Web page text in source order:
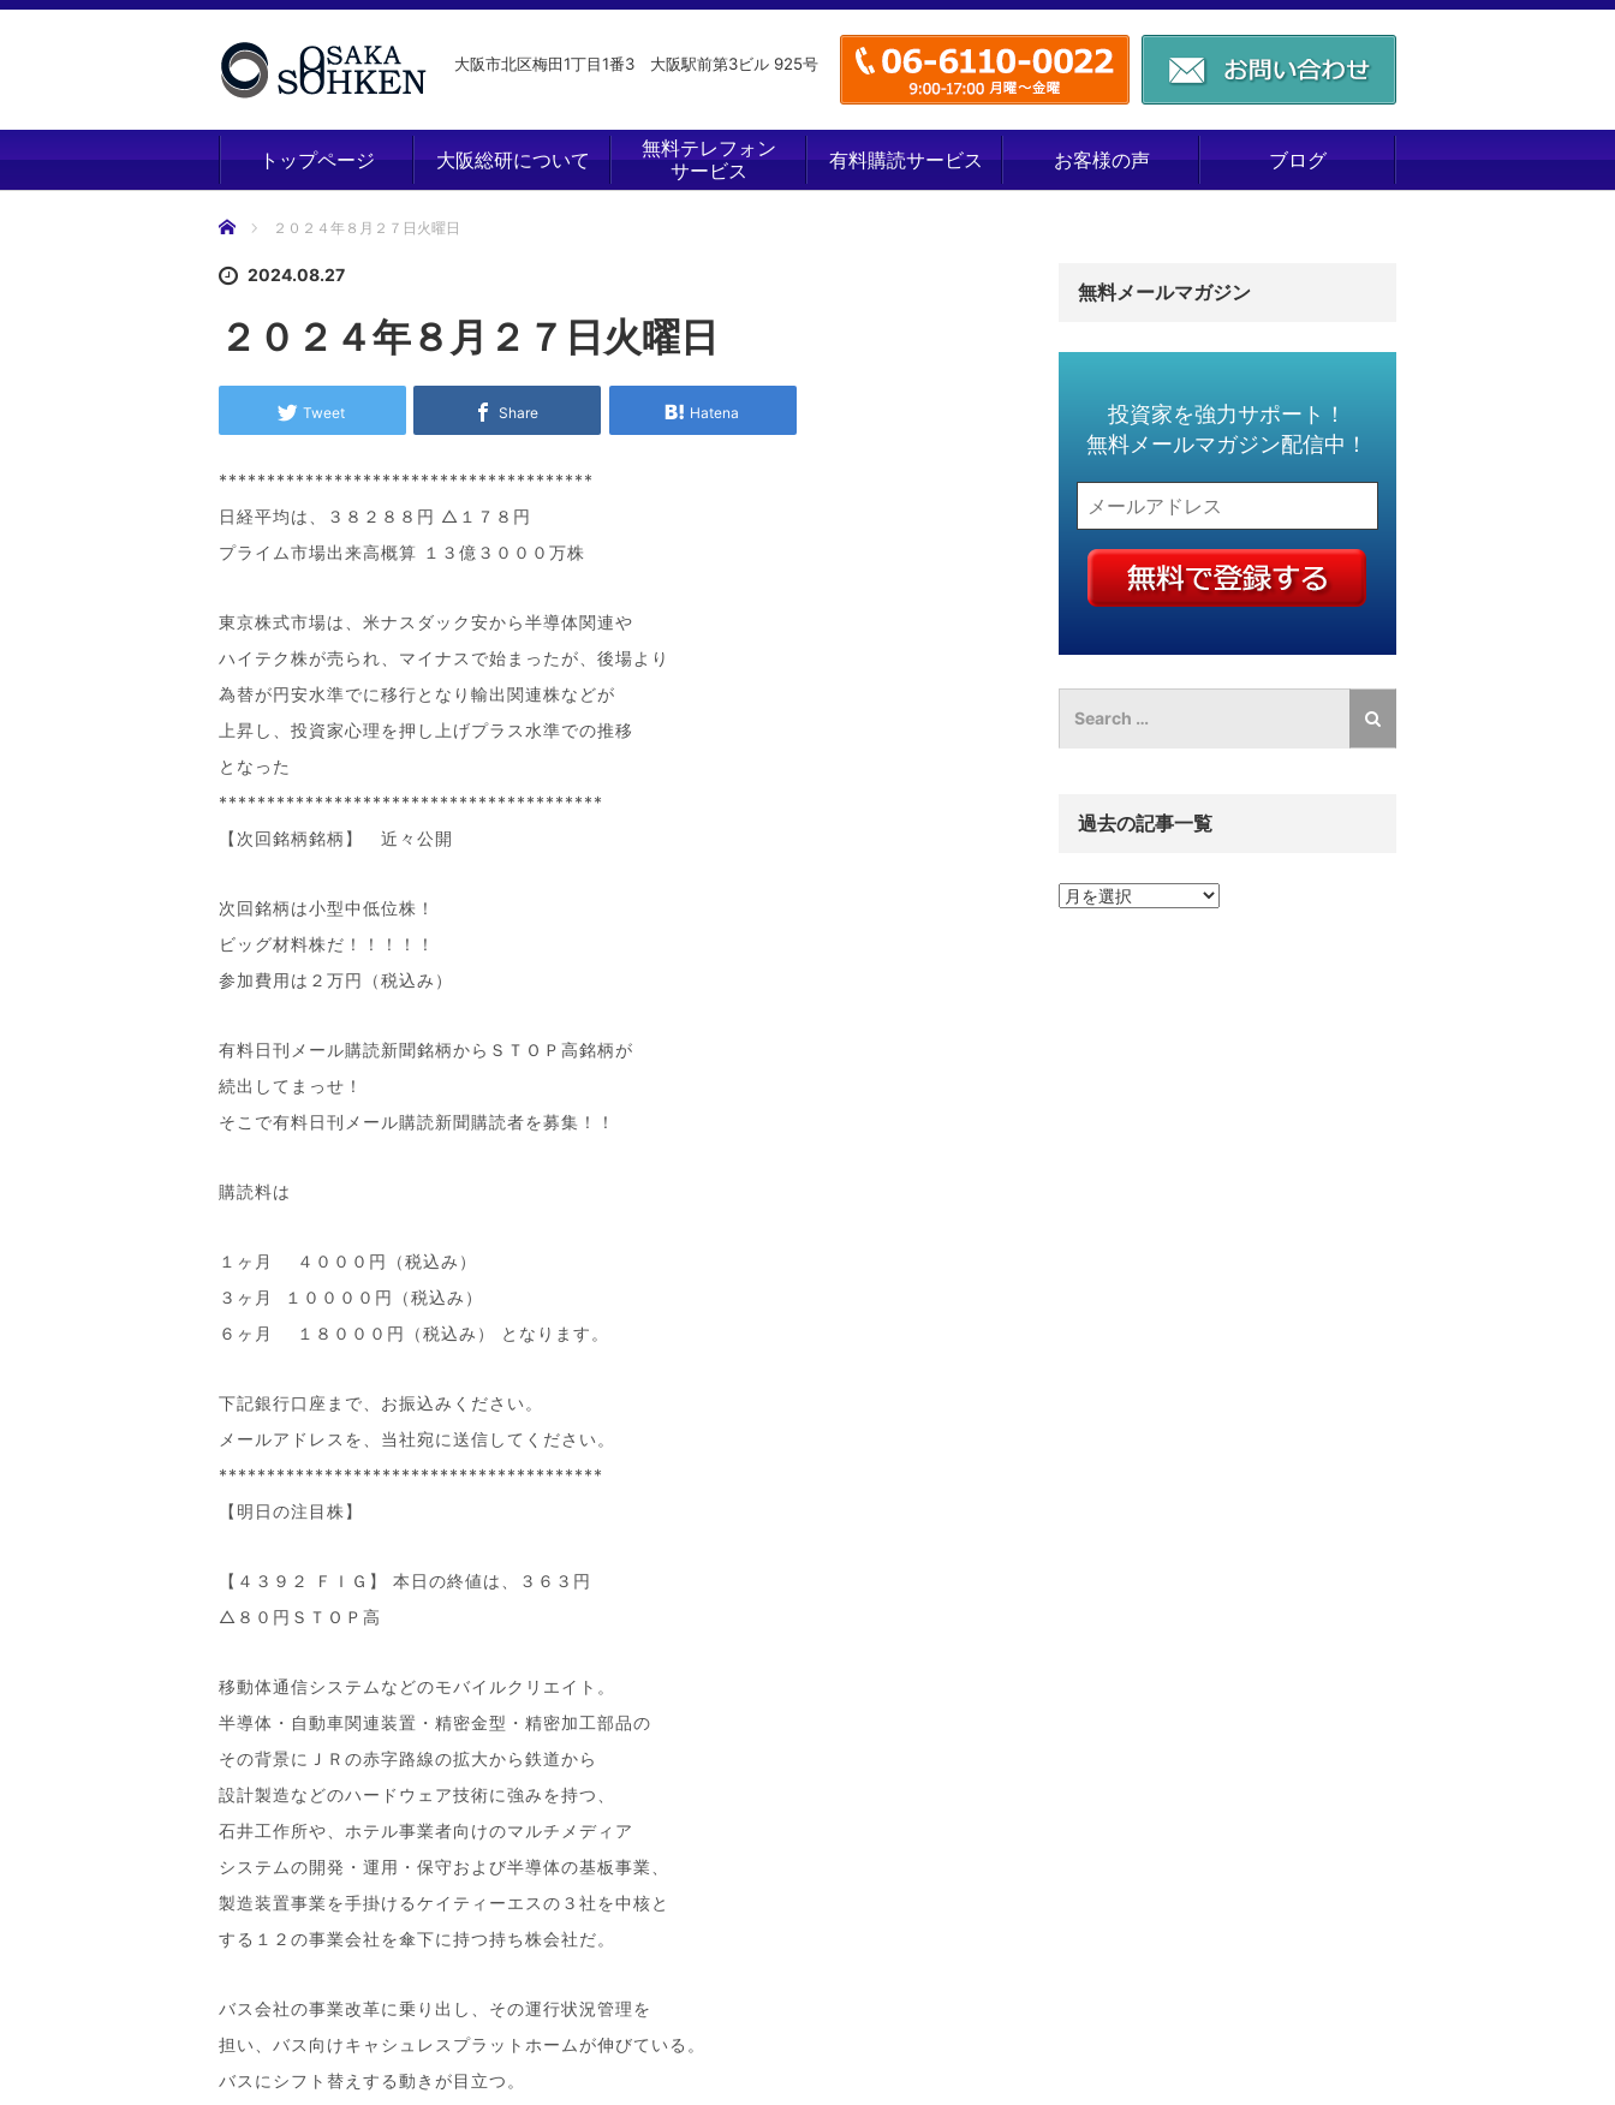
大阪市北区梅田1丁目1番3 大阪駅前第3ビル 925号
トップページ 大阪総研について
無料テレフォン
サービス
有料購読サービス お客様の声 ブログ
ホーム ２０２４年８月２７日火曜日
2024.08.27
２０２４年８月２７日火曜日
Tweet Share Hatena
***************************************
日経平均は、３８２８８円 △１７８円
プライム市場出来高概算 １３億３０００万株
東京株式市場は、米ナスダック安から半導体関連や
ハイテク株が売られ、マイナスで始まったが、後場より
為替が円安水準でに移行となり輸出関連株などが
上昇し、投資家心理を押し上げプラス水準での推移
となった
****************************************
【次回銘柄銘柄】 近々公開
次回銘柄は小型中低位株！
ビッグ材料株だ！！！！！
参加費用は２万円（税込み）
有料日刊メール購読新聞銘柄からＳＴＯＰ高銘柄が
続出してまっせ！
そこで有料日刊メール購読新聞購読者を募集！！
購読料は
１ヶ月 ４０００円（税込み）
３ヶ月 １００００円（税込み）
６ヶ月 １８０００円（税込み） となります。
下記銀行口座まで、お振込みください。
メールアドレスを、当社宛に送信してください。
****************************************
【明日の注目株】
【４３９２ ＦＩＧ】 本日の終値は、３６３円
△８０円ＳＴＯＰ高
移動体通信システムなどのモバイルクリエイト。
半導体・自動車関連装置・精密金型・精密加工部品の
その背景にＪＲの赤字路線の拡大から鉄道から
設計製造などのハードウェア技術に強みを持つ、
石井工作所や、ホテル事業者向けのマルチメディア
システムの開発・運用・保守および半導体の基板事業、
製造装置事業を手掛けるケイティーエスの３社を中核と
する１２の事業会社を傘下に持つ持ち株会社だ。
バス会社の事業改革に乗り出し、その運行状況管理を
担い、バス向けキャシュレスプラットホームが伸びている。
バスにシフト替えする動きが目立つ。
無料メールマガジン
投資家を強力サポート！
無料メールマガジン配信中！
過去の記事一覧
過